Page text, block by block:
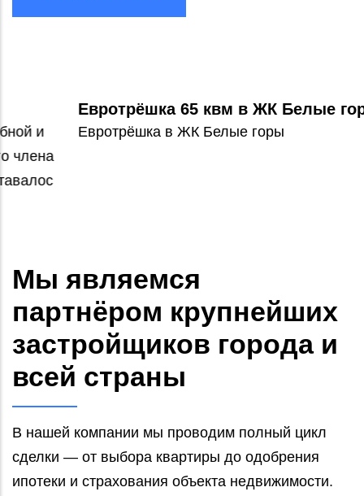
Евротрёшка 65 квм в ЖК Белые горы
Евротрёшка в ЖК Белые горы
Мы являемся
партнёром крупнейших
застройщиков города и
всей страны
В нашей компании мы проводим полный цикл
сделки — от выбора квартиры до одобрения
ипотеки и страхования объекта недвижимости.